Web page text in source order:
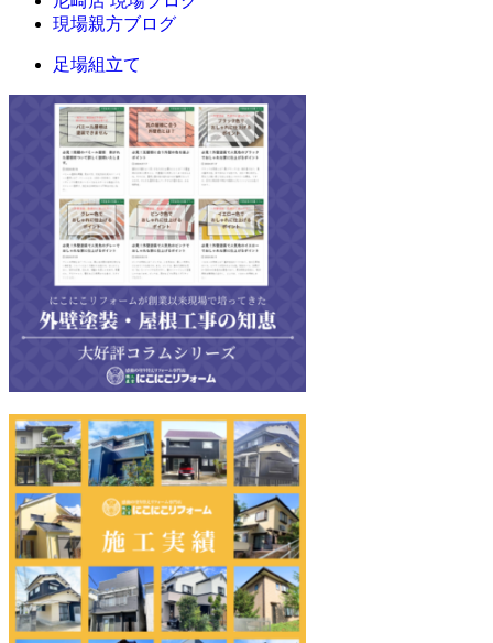
現場親方ブログ
足場組立て